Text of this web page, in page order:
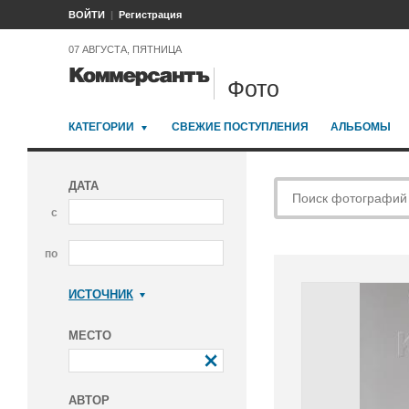
ВОЙТИ Регистрация
07 АВГУСТА, ПЯТНИЦА
Фото
КАТЕГОРИИ СВЕЖИЕ ПОСТУПЛЕНИЯ АЛЬБОМЫ
ДАТА
с
по
ИСТОЧНИК
МЕСТО
АВТОР